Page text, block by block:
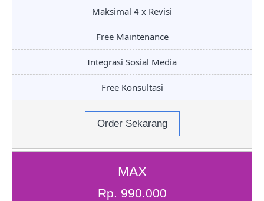
Maksimal 4 x Revisi
Free Maintenance
Integrasi Sosial Media
Free Konsultasi
Order Sekarang
MAX
Rp. 990.000